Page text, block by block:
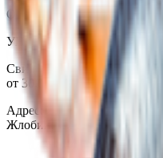
ООО «Торговая сеть
УНП 490314725
Свидетельство о
от 30.05.2003г выдано
Адрес: 247210, Республика
Жлобин, ул. Козлова 2-А